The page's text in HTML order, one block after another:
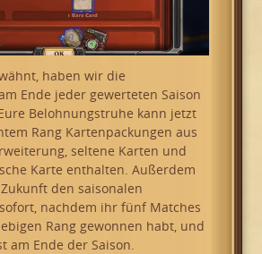
haben wir die
Ende jeder gewerteten Saison
Belohnungstruhe kann jetzt
Rang Kartenpackungen aus
seltene Karten und
Karte enthalten. Außerdem
den saisonalen
nachdem ihr fünf Matches
Rang gewonnen habt, und
am Ende der Saison.